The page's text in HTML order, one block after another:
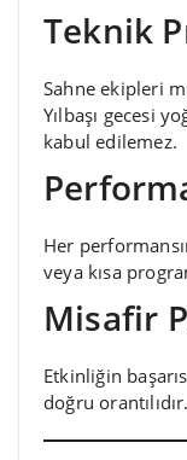
Teknik
Sahne ekipleri
Yılbaşı gecesi
kabul edilemez.
Her
veya kısa
Misafir
Etkinliğin
doğru orantılıdır.